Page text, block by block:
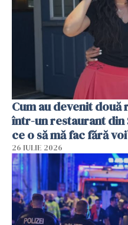
Cum au devenit
într-un restaurant din
ce o să mă fac fără
26 IULIE 2026